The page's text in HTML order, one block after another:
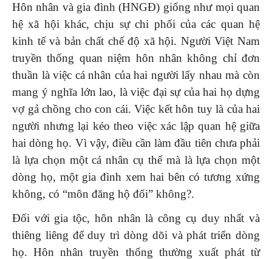
Hôn nhân và gia đình (HNGĐ) giống như mọi quan
hệ xã hội khác, chịu sự chi phối của các quan hệ
kinh tế và bản chất chế độ xã hội. Người Việt Nam
truyền thống quan niệm hôn nhân không chỉ đơn
thuần là việc cá nhân của hai người lấy nhau mà còn
mang ý nghĩa lớn lao, là việc đại sự của hai họ dựng
vợ gả chồng cho con cái. Việc kết hôn tuy là của hai
người nhưng lại kéo theo việc xác lập quan hệ giữa
hai dòng họ. Vì vậy, điều cần làm đầu tiên chưa phải
là lựa chọn một cá nhân cụ thể mà là lựa chọn một
dòng họ, một gia đình xem hai bên có tương xứng
không, có “môn đăng hộ đối” không?.
Đối với gia tộc, hôn nhân là công cụ duy nhất và
thiêng liêng để duy trì dòng dõi và phát triển dòng
họ. Hôn nhân truyền thống thường xuất phát từ